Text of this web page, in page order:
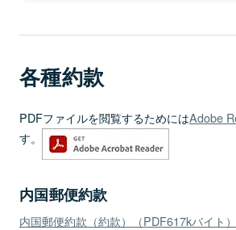
各種約款
PDFファイルを閲覧するためにはAdobe
す。
内国郵便約款
内国郵便約款（約款）（PDF617kバイト）